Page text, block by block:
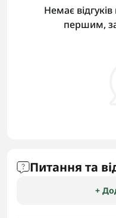
Немає
першим,
Питання та
+